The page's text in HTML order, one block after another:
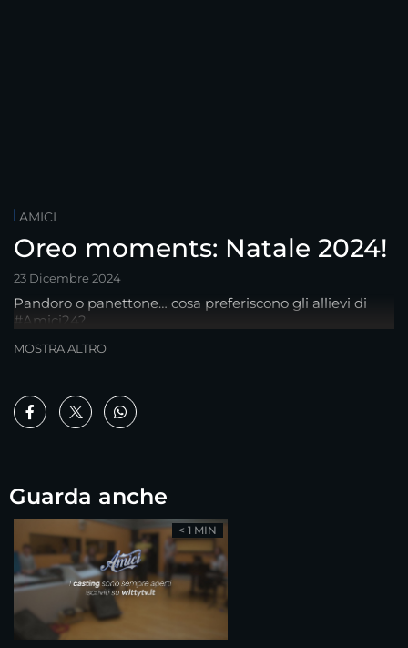
AMICI
Oreo moments: Natale 2024!
23 Dicembre 2024
Pandoro o panettone… cosa preferiscono gli allievi di
#Amici24?
MOSTRA ALTRO
Guarda anche
< 1 MIN